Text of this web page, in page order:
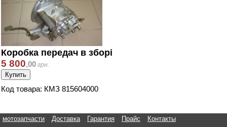
Коробка передач в зборі
5 800,00 грн.
Код товара: КМЗ 815604000
мотозапчасти Доставка Гарантия Прайс
Контакты